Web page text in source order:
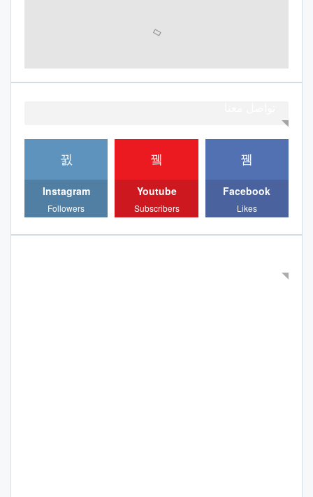
Facebook
Likes
Youtube
Subscribers
Instagram
Followers